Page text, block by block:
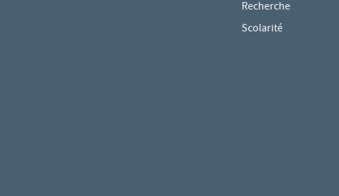
Recherche
Scolarité